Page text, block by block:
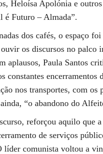
Heloísa Apolónia e
é Futuro – Almada”.
dos cafés, o espaço
os discursos no palco
aplausos, Paula Santos
constantes encerramentos
nos transportes, com os
“o abandono do
reforçou aquilo que
de serviços
líder comunista voltou a